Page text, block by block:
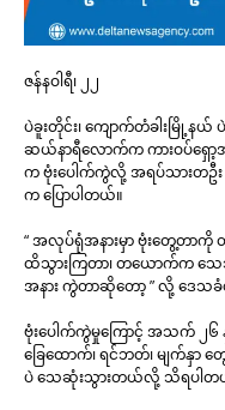
ဇန်နဝါရီ၊ ၂၂
ပဲခူးတိုင်း၊ ကျောက်တံခါးမြို့န
ဆယ်နာရီလောက်က ကားဝပ်ရှေ
က ဗုံးပေါက်ကွဲလို့ အရပ်သားတဦ
က ပြောပါတယ်။
“ အလုပ်ရုံအနားမှာ ဗုံးတွေ့တာ
ထိသွားကြတာ၊ တယောက်က သ
အနား ကွဲတာဆိုတော့ ” လို့ ဒေသခံ
ဗုံးပေါက်ကွဲမှုကြောင့် အသက်
ခြေထောက်၊ ရင်ဘတ်၊ မျက်နှာ တွ
ပဲ သေဆုံးသွားတယ်လို့ သိရပါတ